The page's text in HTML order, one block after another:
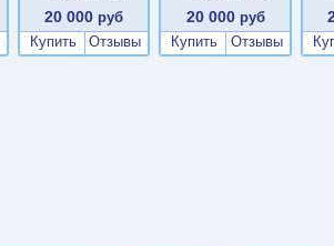
20 000 руб
Купить
Отзывы
20 000руб
Купить
Отзывы